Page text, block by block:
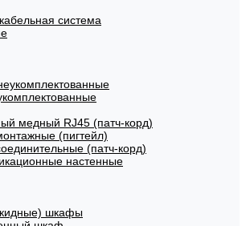
система
медный RJ45 (патч-корд)
(пигтейл)
(патч-корд)
настенные
шкафы